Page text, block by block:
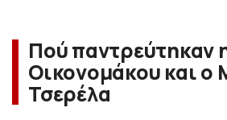
Πού παντρεύτηκαν
Οικονομάκου και ο
Τσερέλα